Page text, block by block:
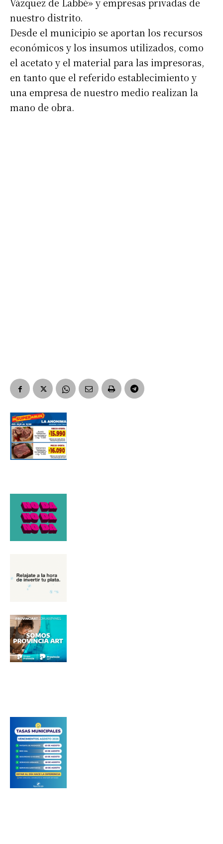
Dirección de correo electrónico
Nombre
Apellidos
Número de teléfono
nuestro distrito.
Desde el municipio se aportan los recursos
económicos y los insumos utilizados, como
el acetato y el material para las impresoras,
en tanto que el referido establecimiento y
una empresa de nuestro medio realizan la
mano de obra.